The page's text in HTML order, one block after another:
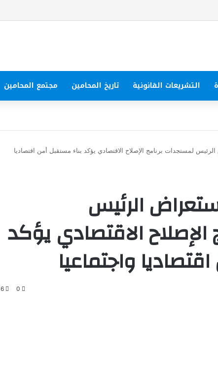
التشريعات القانونية تاريخ المحامين مجتمع المحامين
لمستجدات برنامج الإصلاح الاقتصادي يؤكد بناء مستقبل أمن اقتصاديا
الرئيس
الاقتصادي يؤكد
واجتماعيا
0
6